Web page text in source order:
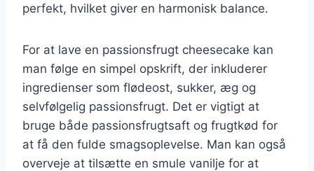
perfekt, hvilket giver en harmonisk balance.
For at lave en passionsfrugt cheesecake kan
man følge en simpel opskrift, der inkluderer
ingredienser som flødeost, sukker, æg og
selvfølgelig passionsfrugt. Det er vigtigt at
bruge både passionsfrugtsaft og frugtkød for
at få den fulde smagsoplevelse. Man kan også
overveje at tilsætte en smule vanilje for at